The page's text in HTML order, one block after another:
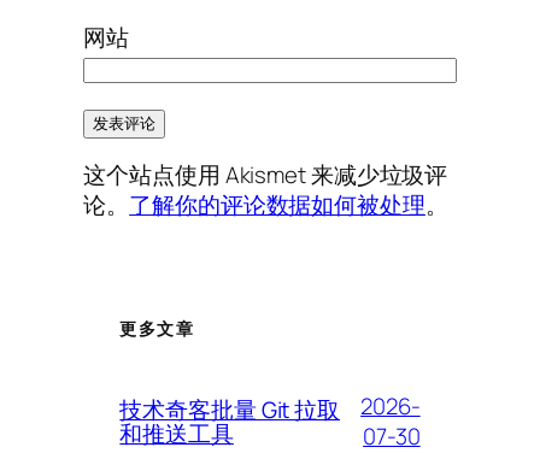
网站
这个站点使用 Akismet 来减少垃圾评
论。 了解你的评论数据如何被处理。
更多文章
技术奇客批量 Git 拉取
和推送工具
2026-
07-30